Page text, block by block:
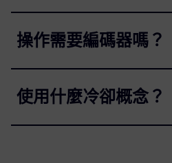
操作需要編碼器嗎？
使用什麼冷卻概念？